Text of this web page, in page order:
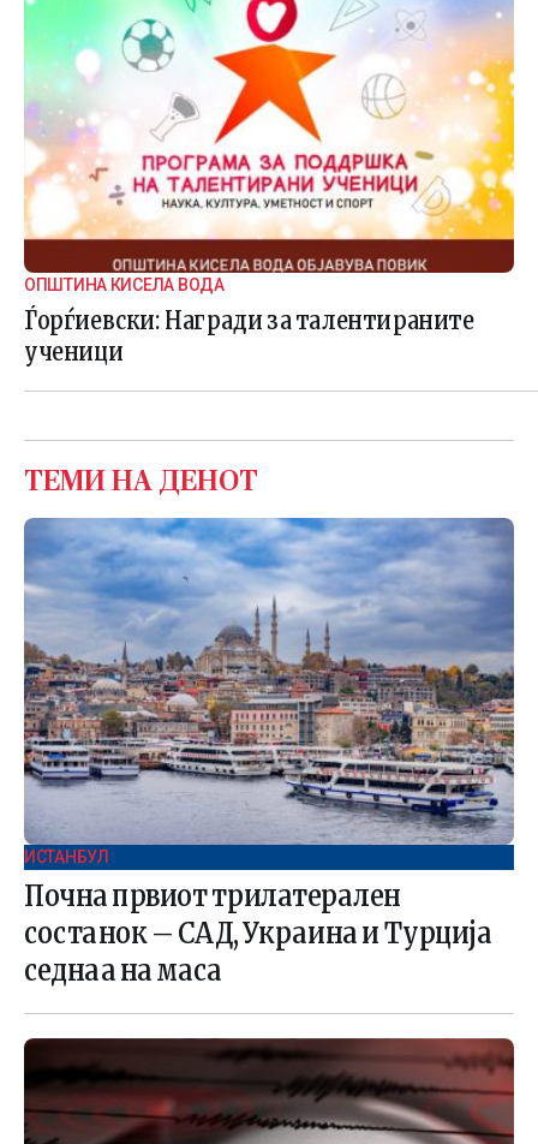
ОПШТИНА КИСЕЛА ВОДА
Ѓорѓиевски: Награди за талентираните
ученици
ТЕМИ НА ДЕНОТ
ИСТАНБУЛ
Почна првиот трилатерален
состанок – САД, Украина и Турција
седнаа на маса